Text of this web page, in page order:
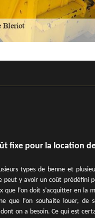
fixe pour la location
types de benne et
peut y avoir un coût prédéfini
que l’on doit s’acquitter en la
que l’on souhaite louer, de
on a besoin. Ce qui est